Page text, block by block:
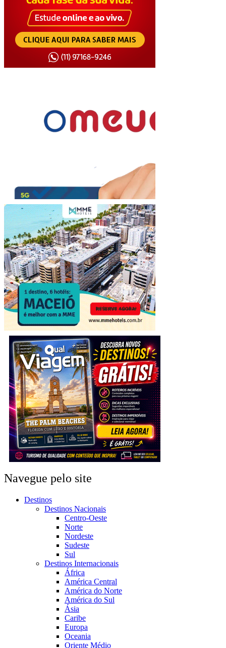
Navegue pelo site
Destinos
Destinos Nacionais
Centro-Oeste
Norte
Nordeste
Sudeste
Sul
Destinos Internacionais
África
América Central
América do Norte
América do Sul
Ásia
Caribe
Europa
Oceania
Oriente Médio